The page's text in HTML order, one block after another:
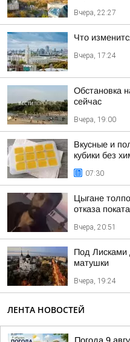
Вчера, 22:27
Что
Вчера, 17:24
Обстановка
сейчас
Вчера, 19:00
Вкусные и
кубики без
07:30
Цыгане
отказа
Вчера, 20:51
Под Лисками
матушки
Вчера, 19:24
ЛЕНТА НОВОСТЕЙ